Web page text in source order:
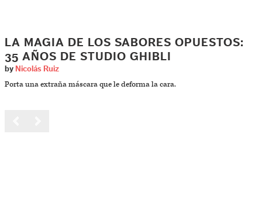
LA MAGIA DE LOS SABORES OPUESTOS:
35 AÑOS DE STUDIO GHIBLI
by Nicolás Ruiz
Porta una extraña máscara que le deforma la cara.